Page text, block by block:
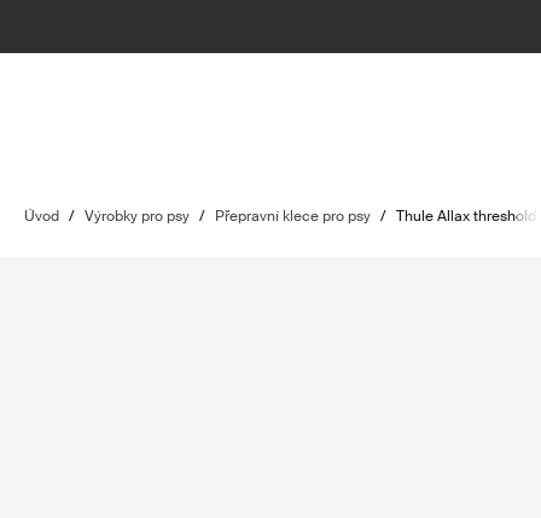
Úvod / Výrobky pro psy / Přepravní klece pro psy / Thule Allax